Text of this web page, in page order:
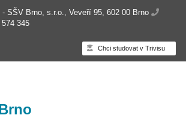
- SŠV Brno, s.r.o., Veveří 95, 602 00 Brno
345
Chci studovat v Trivisu